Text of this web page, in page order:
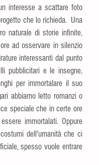
interesse a scattare foto
che lo richieda.  Una
naturale di storie infinite,
ad osservare in silenzio
interessanti dal punto
pubblicitari e le insegne,
per immortalare il suo
abbiamo letto romanzi o
speciale che in certe ore
immortalati. Oppure
dell'umanità che ci
spesso vuole entrare